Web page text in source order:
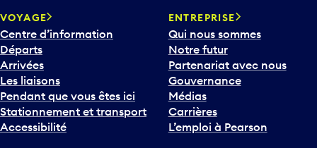
VOYAGE
Centre d’information
Départs
Arrivées
Les liaisons
Pendant que vous êtes ici
Stationnement et transport
Accessibilité
ENTREPRISE
Qui nous sommes
Notre futur
Partenariat avec nous
Gouvernance
Médias
Carrières
L’emploi à Pearson